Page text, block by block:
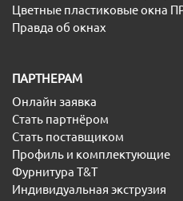
Цветные пластиковые окна
Правда об окнах
ПАРТНЕРАМ
Онлайн заявка
Стать партнёром
Стать поставщиком
Профиль и комплектующие
Фурнитура T&T
Индивидуальная экструзия